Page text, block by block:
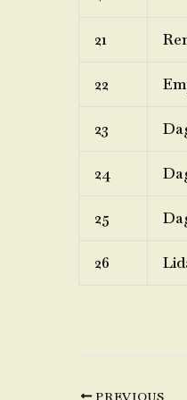
21
22
23
24
25
26
PREVIOUS